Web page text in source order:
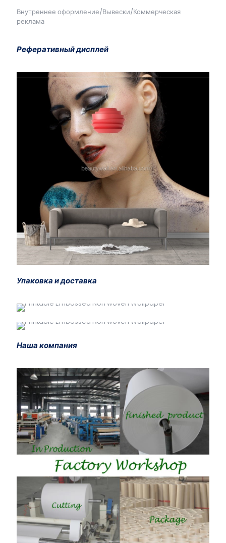
Внутреннее оформление/Вывески/Коммерческая
реклама
Реферативный дисплей
Упаковка и доставка
Наша компания